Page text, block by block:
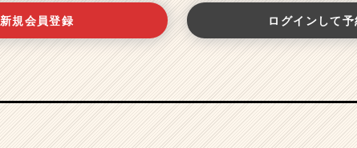
新規会員登録 ログインして